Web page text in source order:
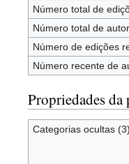
Número total de
Número total de
Número de edições
Número recente de
Propriedades da
Categorias ocultas (3)